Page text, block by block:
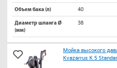
Объем бака (л) 40
Диаметр шланга Ø
(мм)
38
Мойка высокого
Kvazarrus K 5